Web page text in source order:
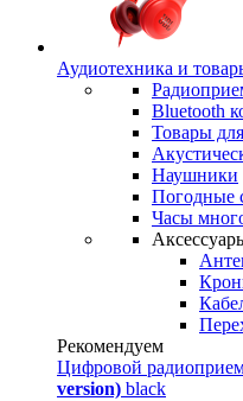
Аудиотехника и
Bluetooth
Товары
Наушники
Погодные
Часы
Рекомендуем
Цифровой
version) black